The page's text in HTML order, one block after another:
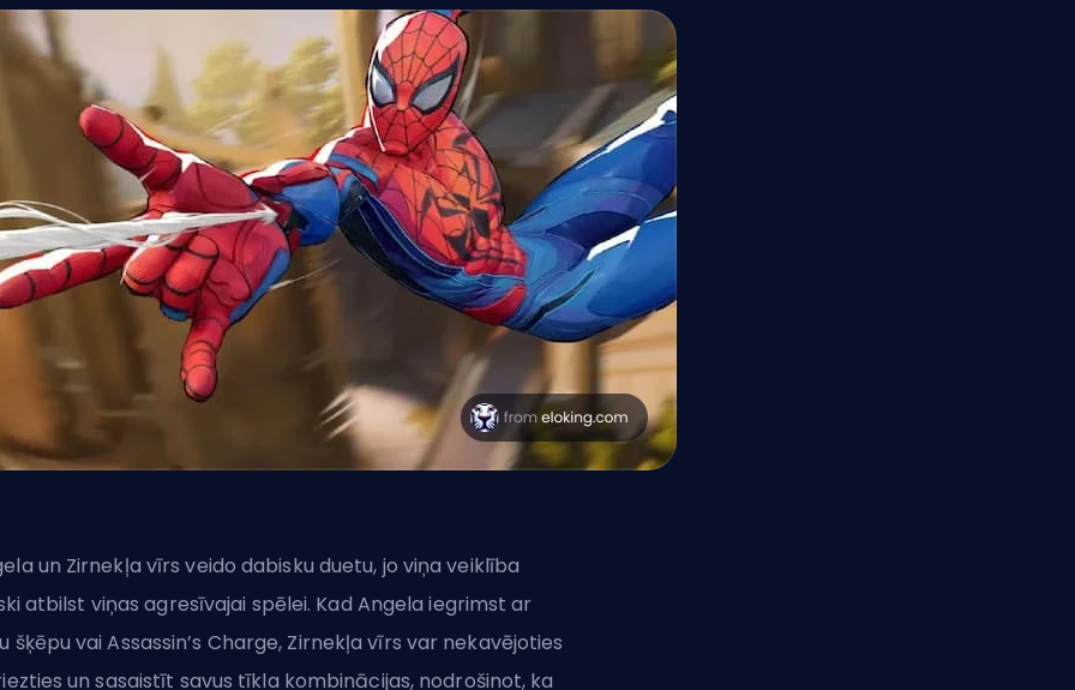
un Zirnekļa vīrs veido dabisku duetu, jo viņa veiklība
atbilst viņas agresīvajai spēlei. Kad Angela iegrimst ar
šķēpu vai Assassin’s Charge, Zirnekļa vīrs var nekavējoties
un sasaistīt savus tīkla kombinācijas, nodrošinot, ka